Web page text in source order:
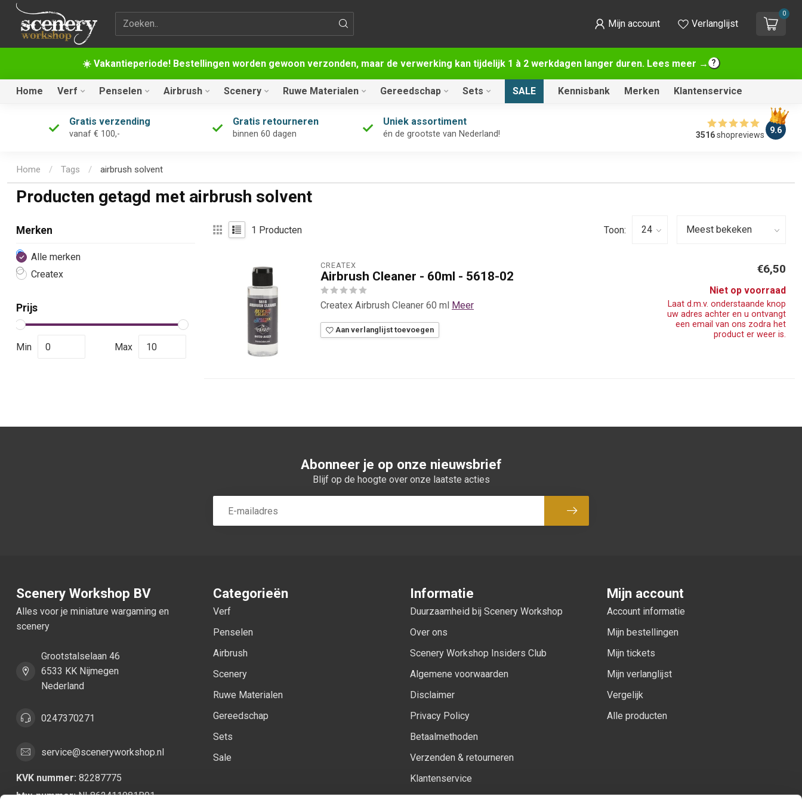
☀️ Vakantieperiode! Bestellingen worden gewoon verzonden, maar de verwerking kan tijdelijk 1 à 2 werkdagen langer duren. Lees meer →
Zoekterm Mijn account Verlanglijst
0
Home Verf Penselen Airbrush Scenery Ruwe Materialen Gereedschap Sets SALE Kennisbank Merken Klantenservice
Gratis verzending
vanaf € 100,-
Gratis retourneren
binnen 60 dagen
Uniek assortiment
én de grootste van Nederland! 3516shopreviews 9.6
Home / Tags / airbrush solvent
Producten getagd met airbrush solvent
Merken
Alle merken
Createx
Prijs
Min Max
1 Producten Toon:
CREATEX
Airbrush Cleaner - 60ml - 5618-02
Createx Airbrush Cleaner 60 ml Meer
Aan verlanglijst toevoegen
€6,50
Niet op voorraad
Laat d.m.v. onderstaande knop
uw adres achter en u ontvangt
een email van ons zodra het
product er weer is.
Abonneer je op onze nieuwsbrief
Blijf op de hoogte over onze laatste acties
Abonneer
Scenery Workshop BV
Alles voor je miniature wargaming en
scenery
Grootstalselaan 46
6533 KK Nijmegen
Nederland
0247370271
service@sceneryworkshop.nl
KVK nummer: 82287775
btw-nummer:NL862411981B01
Categorieën
Verf
Penselen
Airbrush
Scenery
Ruwe Materialen
Gereedschap
Sets
Sale
Informatie
Duurzaamheid bij Scenery Workshop
Over ons
Scenery Workshop Insiders Club
Algemene voorwaarden
Disclaimer
Privacy Policy
Betaalmethoden
Verzenden & retourneren
Klantenservice
Mijn account
Account informatie
Mijn bestellingen
Mijn tickets
Mijn verlanglijst
Vergelijk
Alle producten